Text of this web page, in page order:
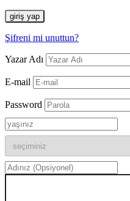
giriş yap
Şifreni mi unuttun?
Yazar Adı
E-mail
Password